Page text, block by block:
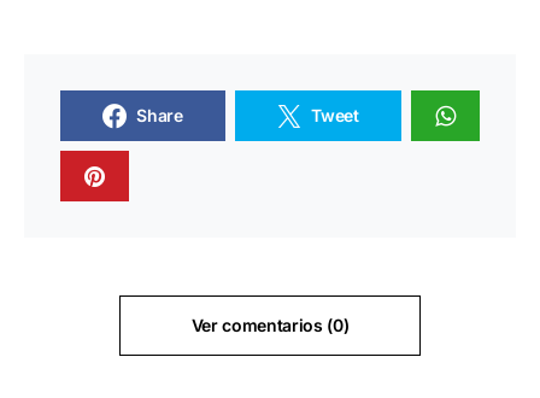
Share Tweet
Ver comentarios (0)